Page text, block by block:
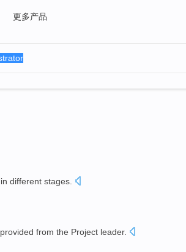
更多产品
in different stages
provided from the Project leader.